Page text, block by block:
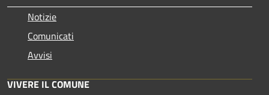
Notizie
Comunicati
Avvisi
VIVERE IL COMUNE